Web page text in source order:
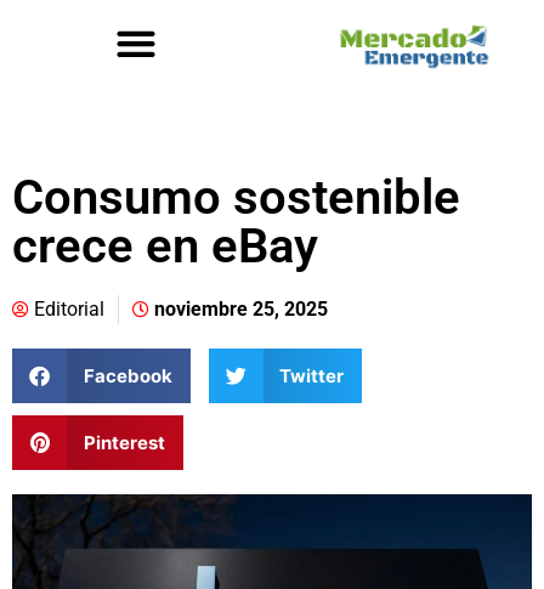
Consumo sostenible
crece en eBay
Editorial noviembre 25, 2025
Facebook Twitter
Pinterest